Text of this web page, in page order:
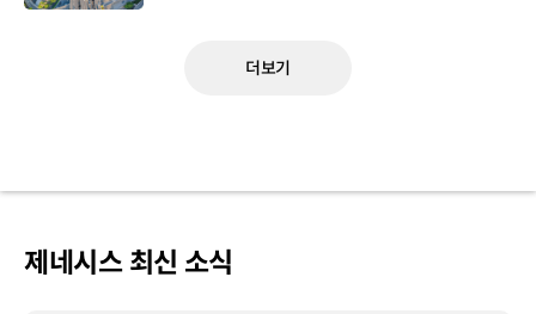
더보기
제네시스 최신 소식